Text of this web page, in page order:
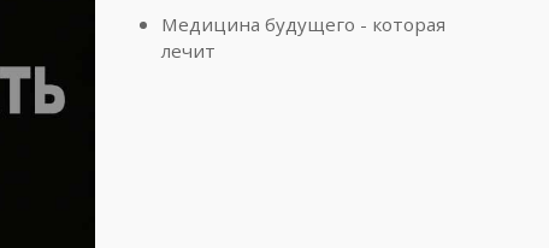
Медицина будущего - которая
лечит